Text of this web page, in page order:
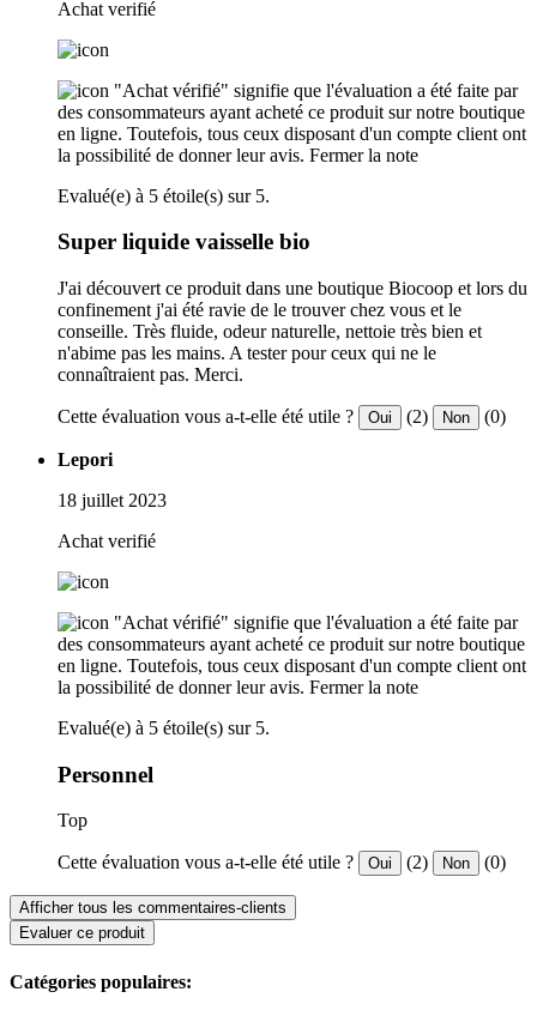
Achat verifié
"Achat vérifié" signifie que l'évaluation a été faite par
des consommateurs ayant acheté ce produit sur notre boutique
en ligne. Toutefois, tous ceux disposant d'un compte client ont
la possibilité de donner leur avis. Fermer la note
Evalué(e) à 5 étoile(s) sur 5.
Super liquide vaisselle bio
J'ai découvert ce produit dans une boutique Biocoop et lors du
confinement j'ai été ravie de le trouver chez vous et le
conseille. Très fluide, odeur naturelle, nettoie très bien et
n'abime pas les mains. A tester pour ceux qui ne le
connaîtraient pas. Merci.
Cette évaluation vous a-t-elle été utile ? Oui (2) Non (0)
Lepori
18 juillet 2023
Achat verifié
"Achat vérifié" signifie que l'évaluation a été faite par
des consommateurs ayant acheté ce produit sur notre boutique
en ligne. Toutefois, tous ceux disposant d'un compte client ont
la possibilité de donner leur avis. Fermer la note
Evalué(e) à 5 étoile(s) sur 5.
Personnel
Top
Cette évaluation vous a-t-elle été utile ? Oui (2) Non (0)
Afficher tous les commentaires-clients
Evaluer ce produit
Catégories populaires: